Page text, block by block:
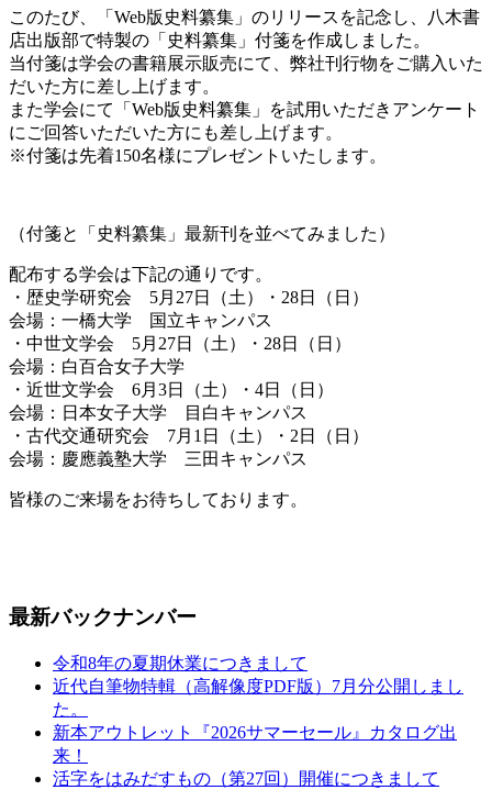
このたび、「Web版史料纂集」のリリースを記念し、八木書
店出版部で特製の「史料纂集」付箋を作成しました。
当付箋は学会の書籍展示販売にて、弊社刊行物をご購入いた
だいた方に差し上げます。
また学会にて「Web版史料纂集」を試用いただきアンケート
にご回答いただいた方にも差し上げます。
※付箋は先着150名様にプレゼントいたします。
（付箋と「史料纂集」最新刊を並べてみました）
配布する学会は下記の通りです。
・歴史学研究会 5月27日（土）・28日（日）
会場：一橋大学 国立キャンパス
・中世文学会 5月27日（土）・28日（日）
会場：白百合女子大学
・近世文学会 6月3日（土）・4日（日）
会場：日本女子大学 目白キャンパス
・古代交通研究会 7月1日（土）・2日（日）
会場：慶應義塾大学 三田キャンパス
皆様のご来場をお待ちしております。
最新バックナンバー
令和8年の夏期休業につきまして
近代自筆物特輯（高解像度PDF版）7月分公開しまし
た。
新本アウトレット『2026サマーセール』カタログ出
来！
活字をはみだすもの（第27回）開催につきまして